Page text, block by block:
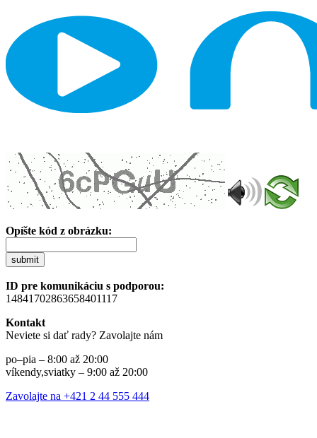
Opíšte kód z obrázku:
submit
ID pre komunikáciu s podporou:
14841702863658401117
Kontakt
Neviete si dať rady? Zavolajte nám
po–pia – 8:00 až 20:00
víkendy,sviatky – 9:00 až 20:00
Zavolajte na +421 2 44 555 444